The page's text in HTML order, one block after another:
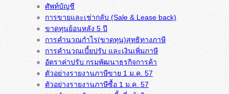
ศัพท์บัญชี
การขายและเช่ากลับ (Sale & Lease back)
ขาดทุนย้อนหลัง 5 ปี
การคำนวณกำไร(ขาดทุน)สุทธิทางภาษี
การคำนวณเบี้ยปรับ และเงินเพิ่มภาษี
อัตราค่าปรับ กรมพัฒนาธุรกิจการค้า
ตัวอย่างรายงานภาษีขาย 1 ม.ค. 57